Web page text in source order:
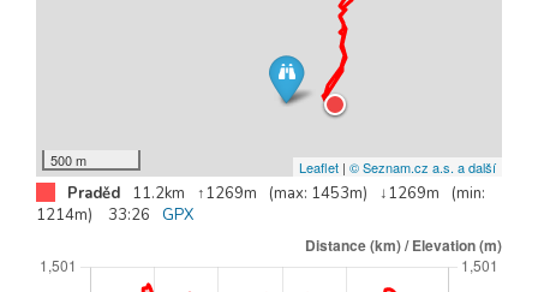
500 m Leaflet | © Seznam.cz a.s. a další
Praděd 11.2km ↑1269m (max: 1453m) ↓1269m
(min:
1214m)
33:26 GPX